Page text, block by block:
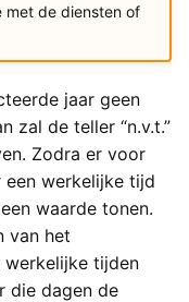
de diensten of
jaar geen
zal de teller “n.v.t.”
Zodra er voor
een werkelijke tijd
waarde tonen.
van het
werkelijke tijden
die dagen de